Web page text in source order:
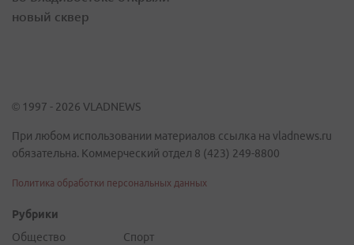
новый сквер
© 1997 - 2026 VLADNEWS
При любом использовании материалов ссылка на vladnews.ru
обязательна. Коммерческий отдел 8 (423) 249-8800
Политика обработки персональных данных
Рубрики
Общество
Спорт